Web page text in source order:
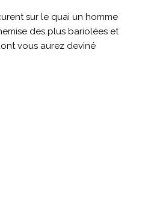
sur le quai un homme
des plus bariolées et
vous aurez deviné